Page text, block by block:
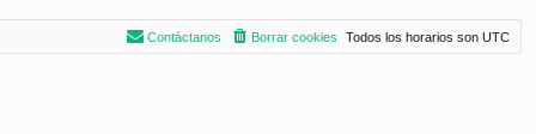
Todos los horarios son UTC
Borrar cookies
Contáctanos